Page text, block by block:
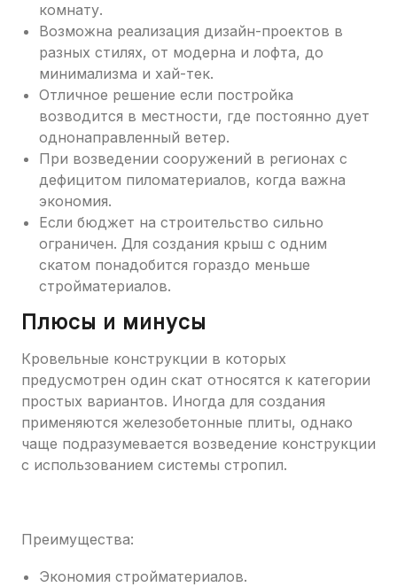
комнату.
Возможна реализация дизайн-проектов в
разных стилях, от модерна и лофта, до
минимализма и хай-тек.
Отличное решение если постройка
возводится в местности, где постоянно дует
однонаправленный ветер.
При возведении сооружений в регионах с
дефицитом пиломатериалов, когда важна
экономия.
Если бюджет на строительство сильно
ограничен. Для создания крыш с одним
скатом понадобится гораздо меньше
стройматериалов.
Плюсы и минусы
Кровельные конструкции в которых
предусмотрен один скат относятся к категории
простых вариантов. Иногда для создания
применяются железобетонные плиты, однако
чаще подразумевается возведение конструкции
с использованием системы стропил.
Преимущества:
Экономия стройматериалов.